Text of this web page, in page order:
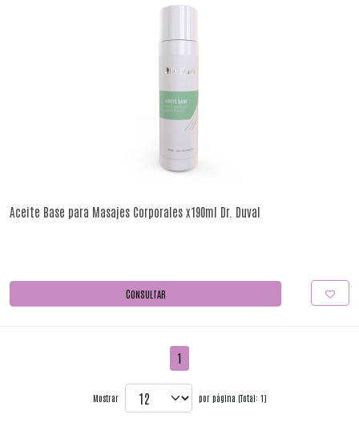
Aceite Base para Masajes Corporales x190ml Dr. Duval
CONSULTAR
1
Mostrar por página (Total: 1)